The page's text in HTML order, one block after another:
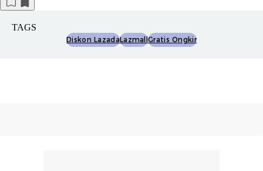
TAGS
Diskon LazadaLazmallGratis Ongkir